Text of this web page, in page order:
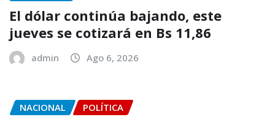
El dólar continúa bajando, este
jueves se cotizará en Bs 11,86
admin Ago 6, 2026
NACIONAL POLÍTICA